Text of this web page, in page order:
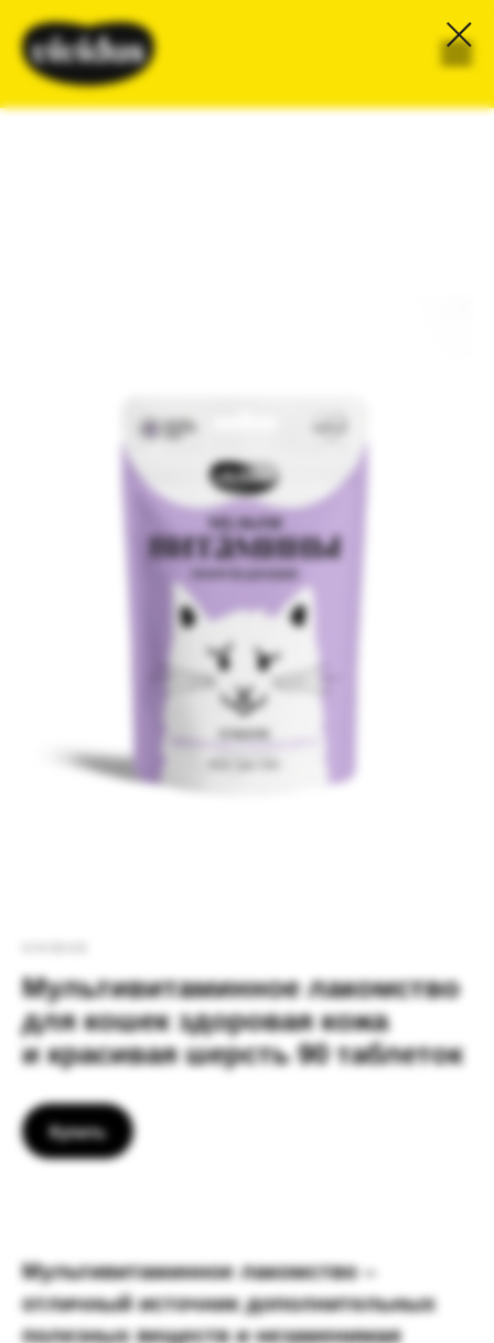
Мультивитаминное лакомcтво
для кошек здоровая кожа
и красивая шерсть 90 таблеток
Купить
Мультивитаминное лакомство –
отличный источник дополнительных
полезных веществ и незаменимая